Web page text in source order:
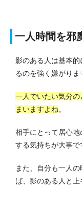
一人時間を邪
影のある人は基本
るのを強く嫌がりま
一人でいたい気分
まいますよね。
相手にとって居心
する気持ちが大事で
また、自分も一人
ば、影のある人と上